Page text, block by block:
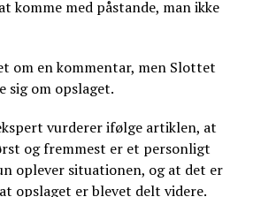
komme med påstande, man ikke
om en kommentar, men Slottet
sig om opslaget.
vurderer ifølge artiklen, at
og fremmest er et personligt
oplever situationen, og at det er
opslaget er blevet delt videre.